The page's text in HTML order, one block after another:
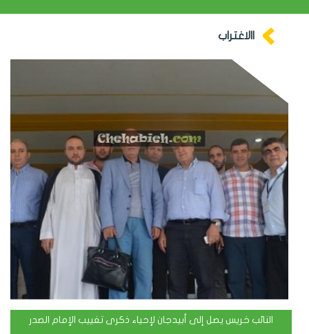
االاغتراب
النائب خريس يصل إلى أبيدجان لإحياء ذكرى تغييب الإمام الصدر